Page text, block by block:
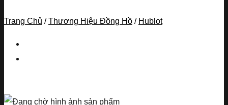
Trang Chủ / Thương Hiệu Đồng Hồ / Hublot